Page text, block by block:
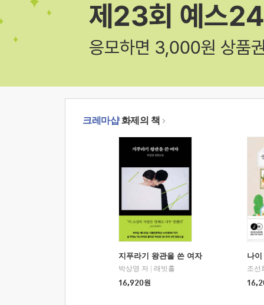
크레마샵화제의 책
지푸라기 왕관을 쓴 여자
박상영 저
래빗홀
16,920원
나
조선